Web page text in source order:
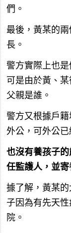
們。
最後，黃某的
長。
警方實際上也是
可是由於黃、
父親是誰。
警方又根據戶
外公，可外公
也沒有養孩子
任監護人，並寄
據了解，黃某
子因為有先天
院。